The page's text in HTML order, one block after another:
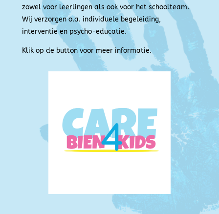
zowel voor leerlingen als ook voor het schoolteam.
Wij verzorgen o.a. individuele begeleiding,
interventie en psycho-educatie.
Klik op de button voor meer informatie.